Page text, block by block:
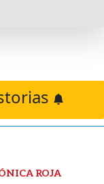
ROJA